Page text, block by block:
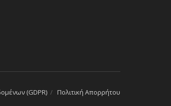
(GDPR) Πολιτική Απορρήτου